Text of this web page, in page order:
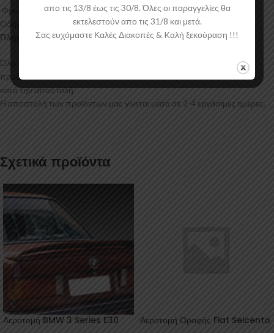
Φρυδάκια Skoda Octavia Mk3
Οδηγίες Τοποθέτησης
Πληροφορίες Αποστολής:
Όλα τα προϊόντα μας συσκευάζονται και αποστέλλονται με
προστατευτικό νάιλον μέσα στο κουτί τους για μεγαλύτερη ασφάλεια
κατά την αποστολή.
Η αποστολή των προϊόντων μας γίνεται μέσα σε 2-4 εργάσιμες ημέρες.
Σχετικά προϊόντα
Αεροτομή BMW 3 Series E30 Αεροτομή Οροφής Fiat Seicento
απο τις 13/8 έως τις 30/8. Όλες οι παραγγελίες θα
εκτελεστούν απο τις 31/8 και μετά.
Σας ευχόμαστε Καλές Διακοπές & Kαλή ξεκούραση !!!